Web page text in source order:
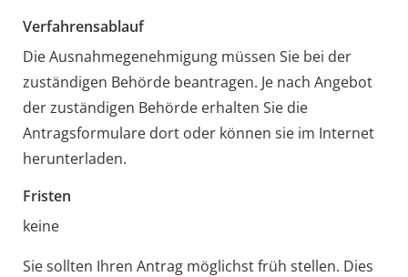
Verfahrensablauf
Die Ausnahmegenehmigung müssen Sie bei der
zuständigen Behörde beantragen. Je nach Angebot
der zuständigen Behörde erhalten Sie die
Antragsformulare dort oder können sie im Internet
herunterladen.
Fristen
keine
Sie sollten Ihren Antrag möglichst früh stellen. Dies